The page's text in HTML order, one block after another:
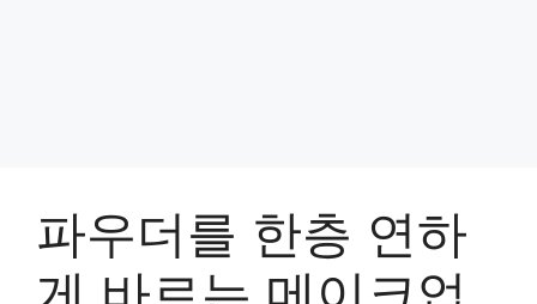
파우더를 한층 연하